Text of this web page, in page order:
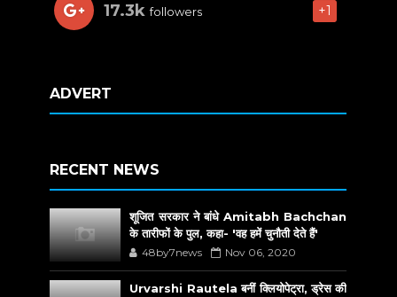
17.3k followers +1
ADVERT
RECENT NEWS
शूजित सरकार ने बांधे Amitabh Bachchan
के तारीफों के पुल, कहा- 'वह हमें चुनौती देते हैं'
48by7news Nov 06, 2020
Urvarshi Rautela बनीं क्लियोपेट्रा, ड्रेस की